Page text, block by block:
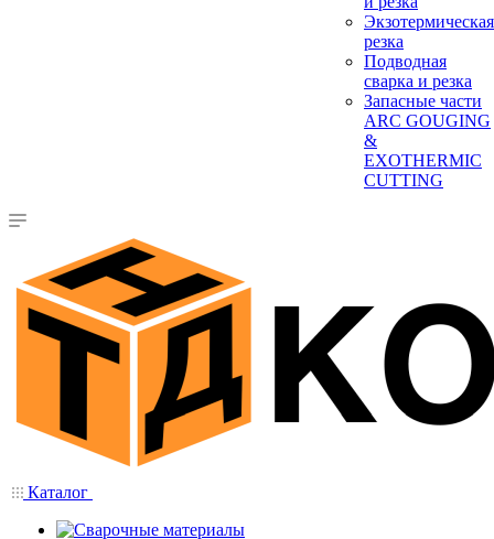
Экзотермическая
резка
Подводная
сварка и резка
Запасные части
ARC GOUGING
&
EXOTHERMIC
CUTTING
Каталог